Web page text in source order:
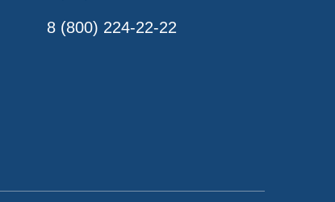
8 (800) 224-22-22